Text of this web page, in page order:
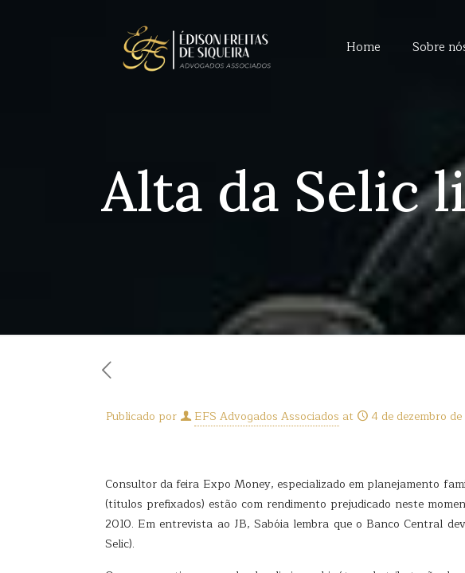
Home Sobre
Alta da Selic
Publicado por EFS Advogados Associados at 4 de dezembro
Consultor da feira Expo Money, especializado em planejamento
(títulos prefixados) estão com rendimento prejudicado neste
2010. Em entrevista ao JB, Sabóia lembra que o Banco Central
Selic).